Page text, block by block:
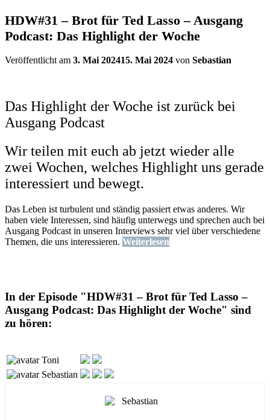
HDW#31 – Brot für Ted Lasso – Ausgang
Podcast: Das Highlight der Woche
Veröffentlicht am 3. Mai 202415. Mai 2024 von Sebastian
Das Highlight der Woche ist zurück bei
Ausgang Podcast
Wir teilen mit euch ab jetzt wieder alle
zwei Wochen, welches Highlight uns gerade
interessiert und bewegt.
Das Leben ist turbulent und ständig passiert etwas anderes. Wir
haben viele Interessen, sind häufig unterwegs und sprechen auch bei
Ausgang Podcast in unseren Interviews sehr viel über verschiedene
Themen, die uns interessieren. Weiterlesen
In der Episode "HDW#31 – Brot für Ted Lasso –
Ausgang Podcast: Das Highlight der Woche" sind
zu hören:
Toni
Sebastian